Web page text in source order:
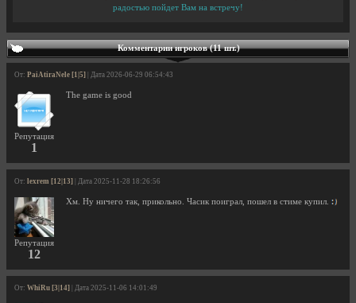
радостью пойдет Вам на встречу!
Комментарии игроков (11 шт.)
От: PaiAtiraNele [1|5] | Дата 2026-06-29 06:54:43
Репутация
1
The game is good
От: lexrem [12|13] | Дата 2025-11-28 18:26:56
Репутация
12
Хм. Ну ничего так, прикольно. Часик поиграл, пошел в стиме купил.
От: WhiRu [3|14] | Дата 2025-11-06 14:01:49